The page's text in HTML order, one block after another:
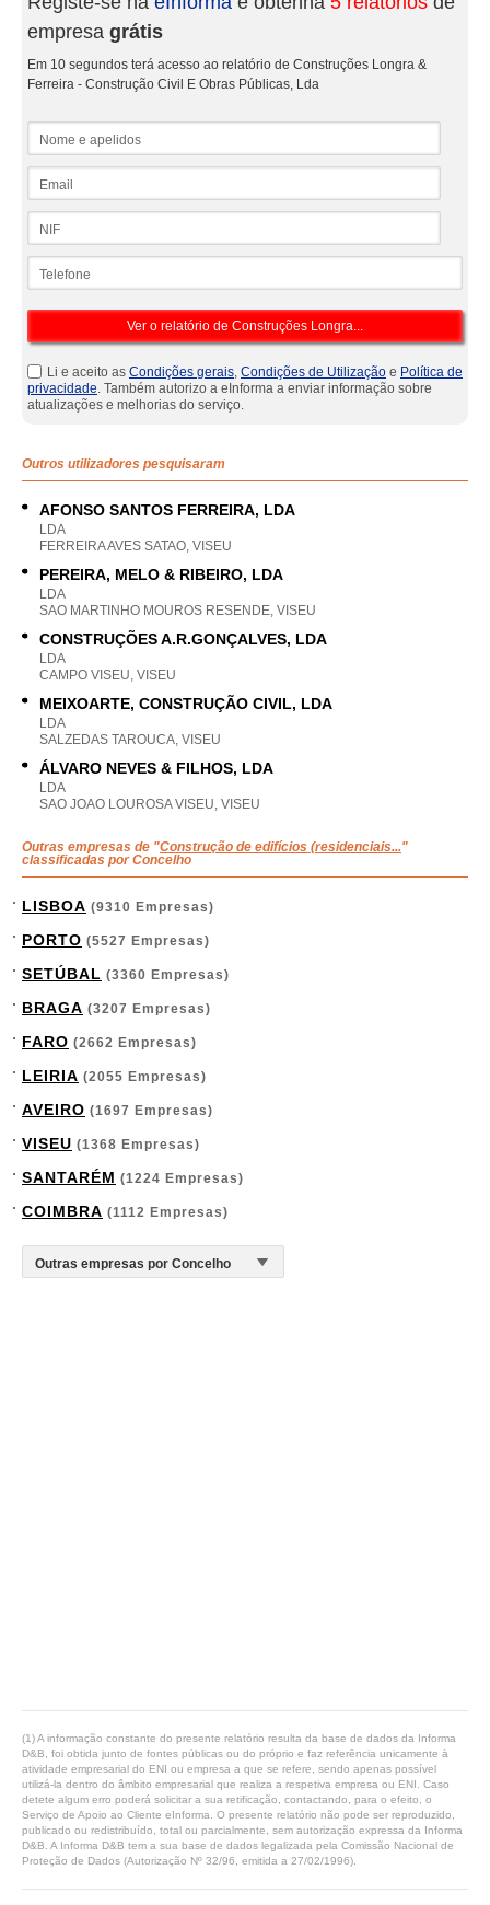
empresa grátis
Em 10 segundos terá acesso ao relatório de Construções Longra &
Ferreira - Construção Civil E Obras Públicas, Lda
Li e aceito as Condições gerais, Condições de Utilização e Política de
privacidade. Também autorizo a eInforma a enviar informação sobre
atualizações e melhorias do serviço.
Outros utilizadores pesquisaram
AFONSO SANTOS FERREIRA, LDA
LDA
FERREIRA AVES SATAO, VISEU
PEREIRA, MELO & RIBEIRO, LDA
LDA
SAO MARTINHO MOUROS RESENDE, VISEU
CONSTRUÇÕES A.R.GONÇALVES, LDA
LDA
CAMPO VISEU, VISEU
MEIXOARTE, CONSTRUÇÃO CIVIL, LDA
LDA
SALZEDAS TAROUCA, VISEU
ÁLVARO NEVES & FILHOS, LDA
LDA
SAO JOAO LOUROSA VISEU, VISEU
Outras empresas de "Construção de edifícios (residenciais..."
classificadas por Concelho
LISBOA (9310 Empresas)
PORTO (5527 Empresas)
SETÚBAL (3360 Empresas)
BRAGA (3207 Empresas)
FARO (2662 Empresas)
LEIRIA (2055 Empresas)
AVEIRO (1697 Empresas)
VISEU (1368 Empresas)
SANTARÉM (1224 Empresas)
COIMBRA (1112 Empresas)
(1) A informação constante do presente relatório resulta da base de dados da Informa
D&B, foi obtida junto de fontes públicas ou do próprio e faz referência unicamente à
atividade empresarial do ENI ou empresa a que se refere, sendo apenas possível
utilizá-la dentro do âmbito empresarial que realiza a respetiva empresa ou ENI. Caso
detete algum erro poderá solicitar a sua retificação, contactando, para o efeito, o
Serviço de Apoio ao Cliente eInforma. O presente relatório não pode ser reproduzido,
publicado ou redistribuído, total ou parcialmente, sem autorização expressa da Informa
D&B. A Informa D&B tem a sua base de dados legalizada pela Comissão Nacional de
Proteção de Dados (Autorização Nº 32/96, emitida a 27/02/1996).